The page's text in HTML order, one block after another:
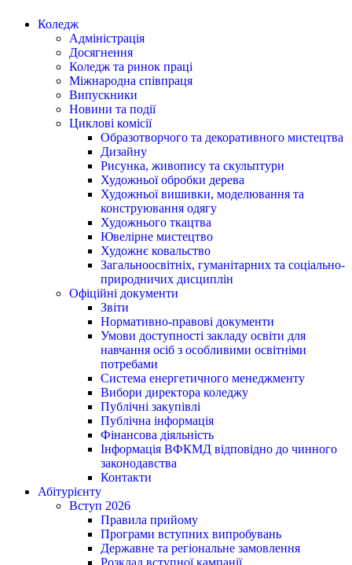
Коледж
Адміністрація
Досягнення
Коледж та ринок праці
Міжнародна співпраця
Випускники
Новини та події
Циклові комісії
Образотворчого та декоративного мистецтва
Дизайну
Рисунка, живопису та скульптури
Художньої обробки дерева
Художньої вишивки, моделювання та
конструювання одягу
Художнього ткацтва
Ювелірне мистецтво
Художнє ковальство
Загальноосвітніх, гуманітарних та соціально-
природничих дисциплін
Офіційні документи
Звіти
Нормативно-правові документи
Умови доступності закладу освіти для
навчання осіб з особливими освітніми
потребами
Система енергетичного менеджменту
Вибори директора коледжу
Публічні закупівлі
Публічна інформація
Фінансова діяльність
Інформація ВФКМД відповідно до чинного
законодавства
Контакти
Абітурієнту
Вступ 2026
Правила прийому
Програми вступних випробувань
Державне та регіональне замовлення
Розклад вступної кампанії